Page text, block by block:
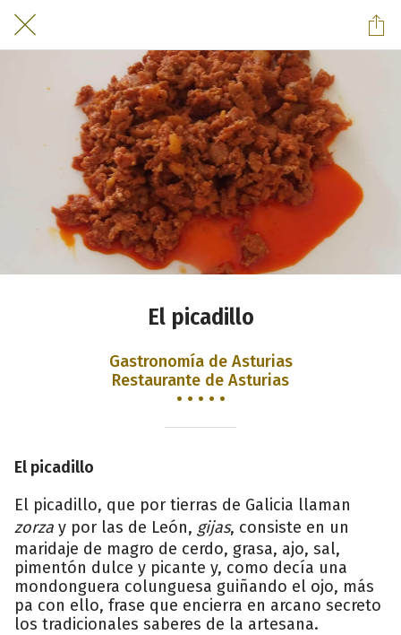
El picadillo
Gastronomía de Asturias
Restaurante de Asturias
• • • • •
El picadillo
El picadillo, que por tierras de Galicia llaman
zorza y por las de León, gijas, consiste en un
maridaje de magro de cerdo, grasa, ajo, sal,
pimentón dulce y picante y, como decía una
mondonguera colunguesa guiñando el ojo, más
pa con ello, frase que encierra en arcano secreto
los tradicionales saberes de la artesana.